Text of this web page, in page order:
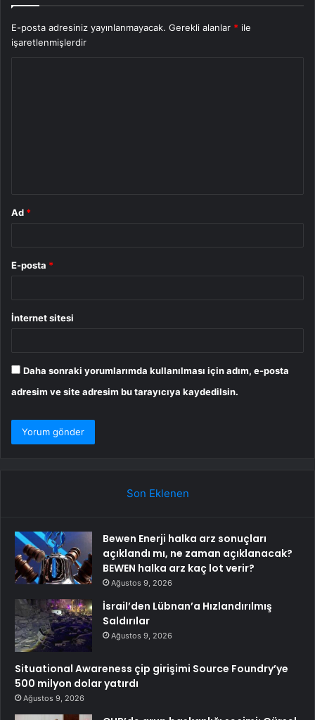
E-posta adresiniz yayınlanmayacak. Gerekli alanlar * ile
işaretlenmişlerdir
Ad *
E-posta *
İnternet sitesi
Daha sonraki yorumlarımda kullanılması için adım, e-posta
adresim ve site adresim bu tarayıcıya kaydedilsin.
Son Eklenen
Bewen Enerji halka arz sonuçları
açıklandı mı, ne zaman açıklanacak?
BEWEN halka arz kaç lot verir?
Ağustos 9, 2026
İsrail’den Lübnan’a Hızlandırılmış
Saldırılar
Ağustos 9, 2026
Situational Awareness çip girişimi Source Foundry’ye
500 milyon dolar yatırdı
Ağustos 9, 2026